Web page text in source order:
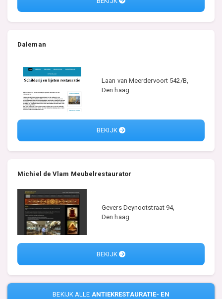
Daleman
Laan van Meerdervoort 542/B,
Den haag
BEKIJK
Michiel de Vlam Meubelrestaurator
Gevers Deynootstraat 94,
Den haag
BEKIJK
BEKIJK ALLE ANTIEKRESTAURATIE- EN